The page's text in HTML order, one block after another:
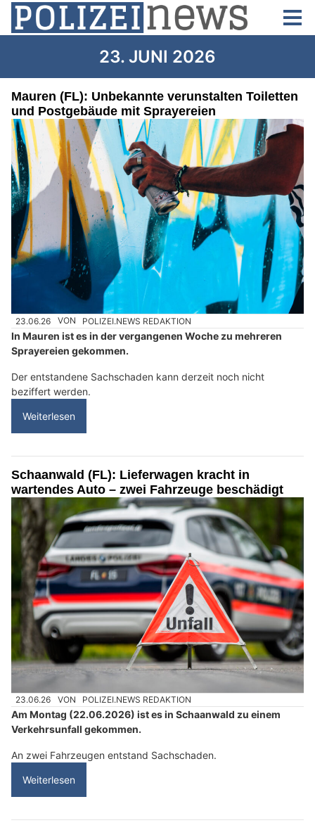
23. JUNI 2026
Mauren (FL): Unbekannte verunstalten Toiletten
und Postgebäude mit Sprayereien
23.06.26 VON POLIZEI.NEWS REDAKTION
In Mauren ist es in der vergangenen Woche zu mehreren
Sprayereien gekommen.
Der entstandene Sachschaden kann derzeit noch nicht
beziffert werden.
Weiterlesen
Schaanwald (FL): Lieferwagen kracht in
wartendes Auto – zwei Fahrzeuge beschädigt
23.06.26 VON POLIZEI.NEWS REDAKTION
Am Montag (22.06.2026) ist es in Schaanwald zu einem
Verkehrsunfall gekommen.
An zwei Fahrzeugen entstand Sachschaden.
Weiterlesen